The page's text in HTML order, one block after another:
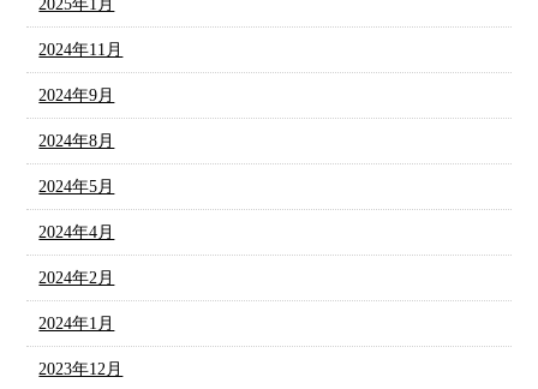
2025年1月
2024年11月
2024年9月
2024年8月
2024年5月
2024年4月
2024年2月
2024年1月
2023年12月